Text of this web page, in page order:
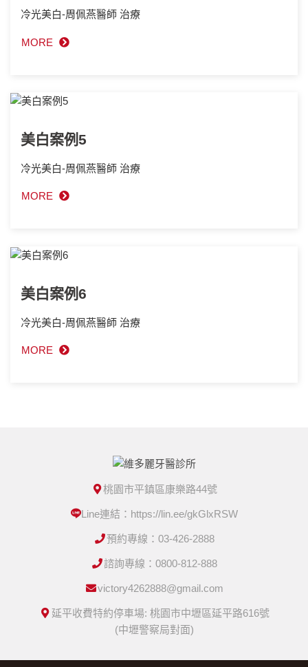
冷光美白-周佩燕醫師 治療
MORE
美白案例5
冷光美白-周佩燕醫師 治療
MORE
美白案例6
冷光美白-周佩燕醫師 治療
MORE
桃園市平鎮區康樂路44號
Line連結：https://lin.ee/gkGlxRSW
預約專線：03-426-2888
諮詢專線：0800-812-888
victory4262888@gmail.com
延平收費特約停車場: 桃園市中壢區延平路616號
(中壢警察局對面)